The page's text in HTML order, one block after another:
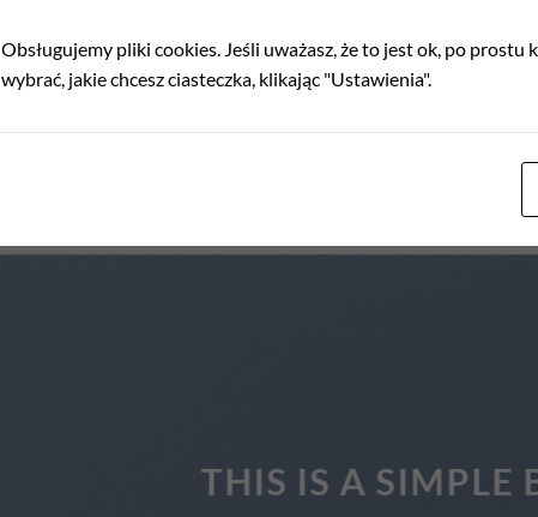
SHADOW SLIDE
THIS IS A SIMPLE
Obsługujemy pliki cookies. Jeśli uważasz, że to jest ok, po
wybrać, jakie chcesz ciasteczka, klikając "Ustawienia".